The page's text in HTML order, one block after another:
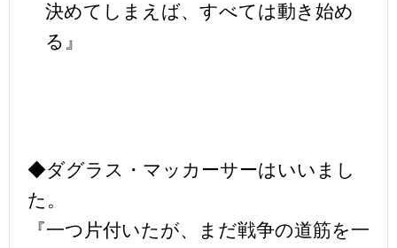
決めてしまえば、すべては動き始め
る』
◆ダグラス・マッカーサーはいいまし
た。
『一つ片付いたが、まだ戦争の道筋を一